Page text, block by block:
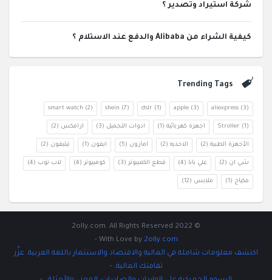
شركة استيراد وتصدير ؟
كيفية الشراء من Alibaba والدفع عند الاستلام ؟
Trending Tags
aliexpress (3)
apple (3)
dslr (1)
shein (7)
smart watch (2)
Stroller (1) اجهزة كهربائية (1) ادوات التجميل (3) ارامكس (2)
الأجهزة الطبية (2) الاحذيه (2) امازون (5) ايفون (1) تيليفون (2)
شي ان (2) علي بابا (4) قطع الكمبيوتر (3) كومبيوتر (4) لاب توب (4)
مكياج (1) ملابس (12)
© 2022 2olly.com. All Rights Reserved
With Love by 2olly.com
-
اكتشف معلومات شاملة في المالية والاقتصاد والاستثمار باللغة العربية. عزِّز
ثقافتك المالية. -